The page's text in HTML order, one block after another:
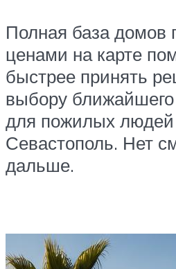
Полная база домов
ценами на карте
быстрее принять
выбору
для пожилых людей
Севастополь. Нет
дальше.